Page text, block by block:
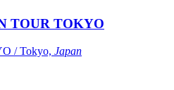
TOUR TOKYO
/ Tokyo, Japan